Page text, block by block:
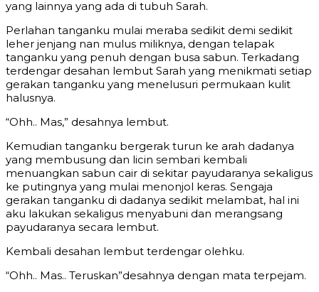
yang lainnya yang ada di tubuh Sarah.
Perlahan tanganku mulai meraba sedikit demi sedikit
leher jenjang nan mulus miliknya, dengan telapak
tanganku yang penuh dengan busa sabun. Terkadang
terdengar desahan lembut Sarah yang menikmati setiap
gerakan tanganku yang menelusuri permukaan kulit
halusnya.
“Ohh.. Mas,” desahnya lembut.
Kemudian tanganku bergerak turun ke arah dadanya
yang membusung dan licin sembari kembali
menuangkan sabun cair di sekitar payudaranya sekaligus
ke putingnya yang mulai menonjol keras. Sengaja
gerakan tanganku di dadanya sedikit melambat, hal ini
aku lakukan sekaligus menyabuni dan merangsang
payudaranya secara lembut.
Kembali desahan lembut terdengar olehku.
“Ohh.. Mas.. Teruskan”desahnya dengan mata terpejam.